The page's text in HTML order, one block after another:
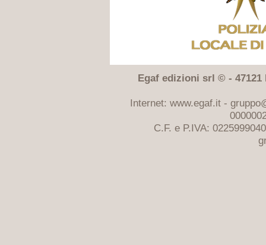
Egaf edizioni srl © - 47121
Internet: www.egaf.it -
C.F. e P.IVA: